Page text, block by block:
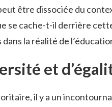
être dissociée du
se cache-t-il derrière
dans la réalité de
et
il y a un